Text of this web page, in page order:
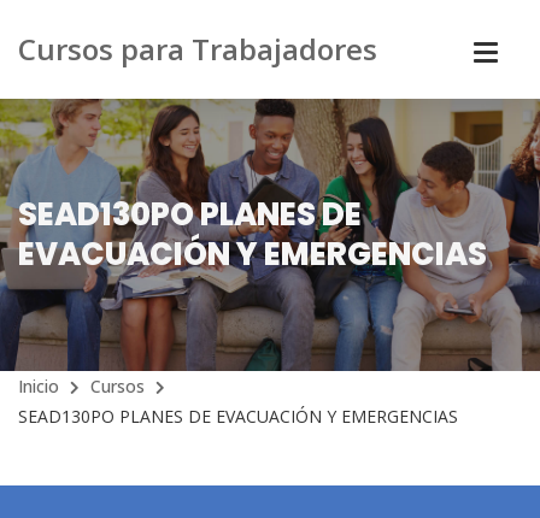
Cursos para Trabajadores
SEAD130PO PLANES DE
EVACUACIÓN Y EMERGENCIAS
Inicio
Cursos
SEAD130PO PLANES DE EVACUACIÓN Y EMERGENCIAS